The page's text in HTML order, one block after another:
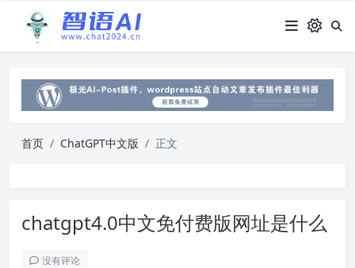
首页 ChatGPT中文版 正文
chatgpt4.0中文免付费版网址是什么
没有评论